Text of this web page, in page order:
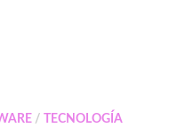
/ TECNOLOGÍA